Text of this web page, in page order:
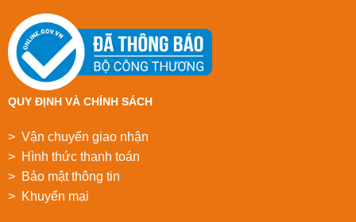
QUY ĐỊNH VÀ CHÍNH SÁCH
> Vận chuyển giao nhận
> Hình thức thanh toán
> Bảo mật thông tin
> Khuyển mại